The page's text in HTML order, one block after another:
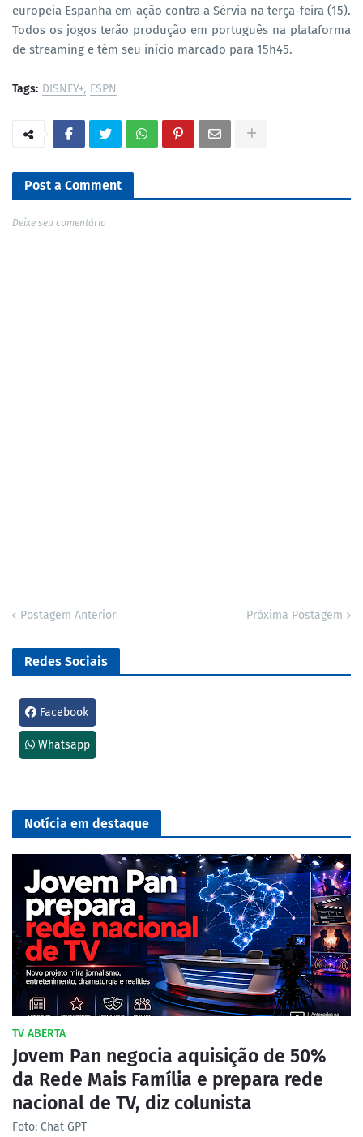
europeia Espanha em ação contra a Sérvia na terça-feira (15).
Todos os jogos terão produção em português na plataforma
de streaming e têm seu início marcado para 15h45.
Tags: DISNEY+ ESPN
Post a Comment
Deixe seu comentário
Postagem Anterior Próxima Postagem
Redes Sociais
Facebook
Whatsapp
Notícia em destaque
TV ABERTA
Jovem Pan negocia aquisição de 50%
da Rede Mais Família e prepara rede
nacional de TV, diz colunista
Foto: Chat GPT